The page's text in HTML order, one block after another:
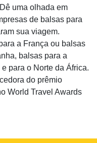
uma olhada em
de balsas para
sua viagem.
a França ou balsas
balsas para a
para o Norte da África.
do prêmio
World Travel Awards